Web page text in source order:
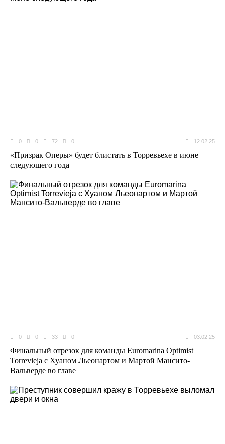
0 0 72 0 12.02.25
«Призрак Оперы» будет блистать в Торревьехе в июне
следующего года
0 0 33 0 03.02.25
Финальный отрезок для команды Euromarina Optimist
Torrevieja с Хуаном Льеонартом и Мартой Мансито-
Вальверде во главе